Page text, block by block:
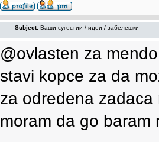
Subject: Ваши сугестии / идеи / забелешки
@ovlasten za mendo
stavi kopce za da
za odredena
moram da go baram